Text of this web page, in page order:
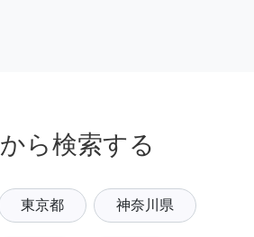
ら検索する
東京都 神奈川県